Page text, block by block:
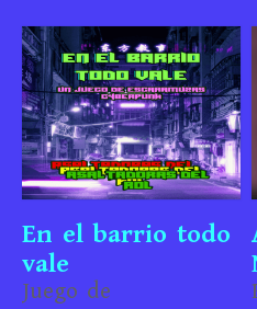
En el barrio todo
vale
Juego de